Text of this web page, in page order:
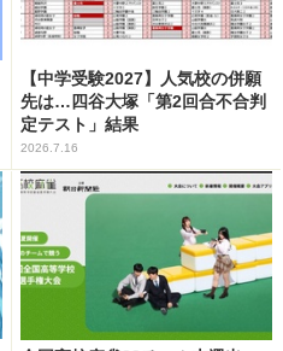
【中学受験2027】人気校の併願
先は…四谷大塚「第2回合不合判
定テスト」結果
2026.7.16